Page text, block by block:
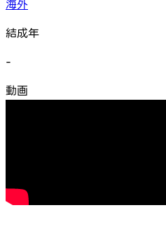
海外
結成年
-
動画